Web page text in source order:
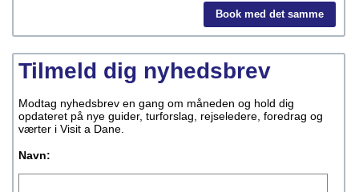
Book med det samme
Tilmeld dig nyhedsbrev
Modtag nyhedsbrev en gang om måneden og hold dig
opdateret på nye guider, turforslag, rejseledere, foredrag og
værter i Visit a Dane.
Navn: